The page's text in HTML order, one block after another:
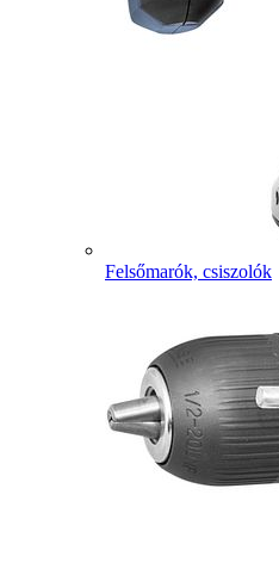
Felsőmarók, csiszolók